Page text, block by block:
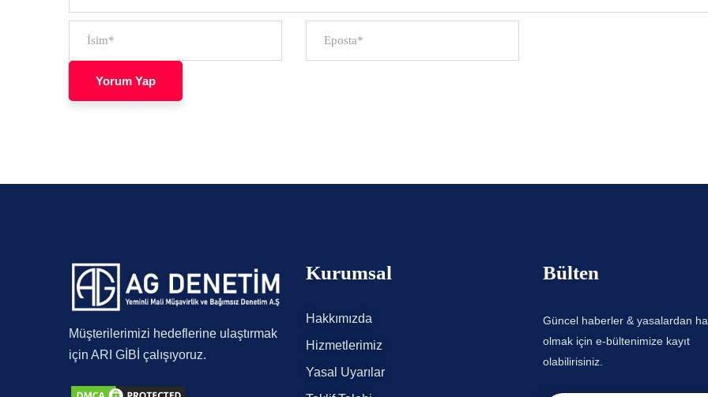
Müşterilerimizi hedeflerine ulaştırmak
için ARI GİBİ çalışıyoruz.
Kurumsal
Hakkımızda
Hizmetlerimiz
Yasal Uyarılar
Bülten
Güncel haberler & yasalardan
olmak için e-bültenimize kayıt
olabilirisiniz.